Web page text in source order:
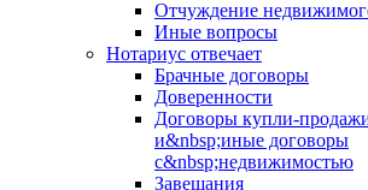
Отчуждение
Иные вопросы
Нотариус отвечает
Брачные договоры
Доверенности
Договоры купли-
и&nbsp;иные договоры
с&nbsp;недвижимостью
Завещания